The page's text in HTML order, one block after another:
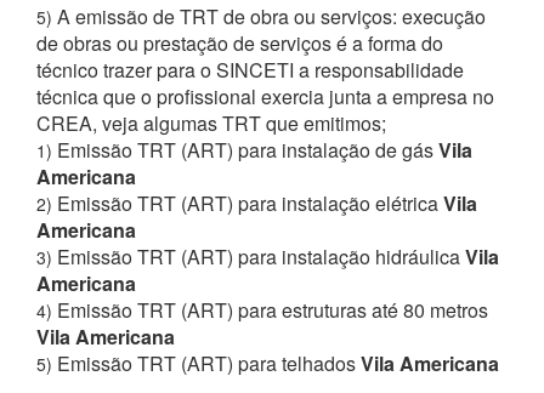
5) A emissão de TRT de obra ou serviços: execução
de obras ou prestação de serviços é a forma do
técnico trazer para o SINCETI a responsabilidade
técnica que o profissional exercia junta a empresa no
CREA, veja algumas TRT que emitimos;
1) Emissão TRT (ART) para instalação de gásVila
Americana
2) Emissão TRT (ART) para instalação elétricaVila
Americana
3) Emissão TRT (ART) para instalação hidráulicaVila
Americana
4) Emissão TRT (ART) para estruturas até 80 metros
Vila Americana
5) Emissão TRT (ART) para telhadosVila Americana